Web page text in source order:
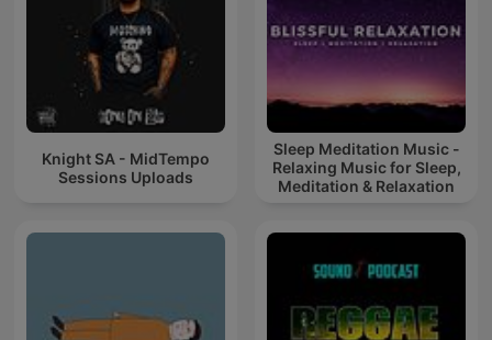
Knight SA - MidTempo
Sessions Uploads
Sleep Meditation Music -
Relaxing Music for Sleep,
Meditation & Relaxation